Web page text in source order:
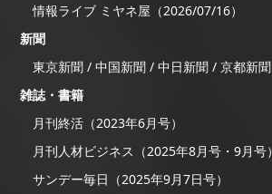
情報ライブ ミヤネ屋（2026/07/16）
新聞
東京新聞 / 中国新聞 / 中日新聞 / 京都新聞
雑誌・書籍
月刊終活（2023年6月号）
月刊人材ビジネス（2025年8月号・9月号）
サンデー毎日（2025年9月7日号）